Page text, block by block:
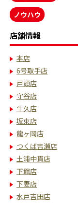
ノウハウ
店舗情報
本店
6号取手店
戸頭店
守谷店
牛久店
坂東店
龍ヶ岡店
つくば吉瀬店
土浦中貫店
下館店
下妻店
水戸吉田店